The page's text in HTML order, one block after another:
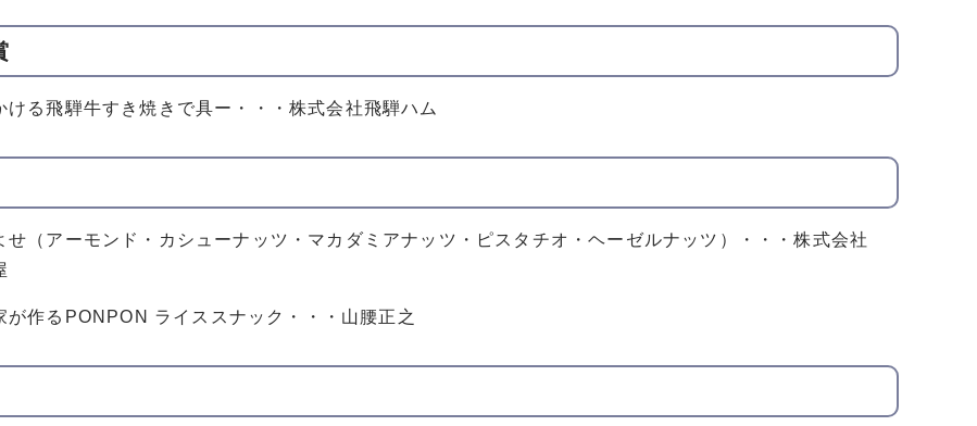
る飛騨牛すき焼きで具ー・・・株式会社飛騨ハム
（アーモンド・カシューナッツ・マカダミアナッツ・ピスタチオ・ヘーゼルナッツ）・・・株式会社
作るPONPON ライススナック・・・山腰正之